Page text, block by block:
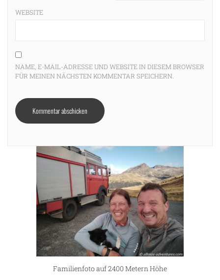
WEBSITE
NAME, E-MAIL-ADRESSE UND WEBSITE IN DIESEM BROWSER
FÜR MEINEN NÄCHSTEN KOMMENTAR SPEICHERN.
Familienfoto auf 2400 Metern Höhe